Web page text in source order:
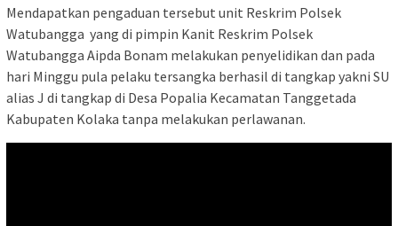
Mendapatkan pengaduan tersebut unit Reskrim Polsek
Watubangga yang di pimpin Kanit Reskrim Polsek
Watubangga Aipda Bonam melakukan penyelidikan dan pada
hari Minggu pula pelaku tersangka berhasil di tangkap yakni SU
alias J di tangkap di Desa Popalia Kecamatan Tanggetada
Kabupaten Kolaka tanpa melakukan perlawanan.